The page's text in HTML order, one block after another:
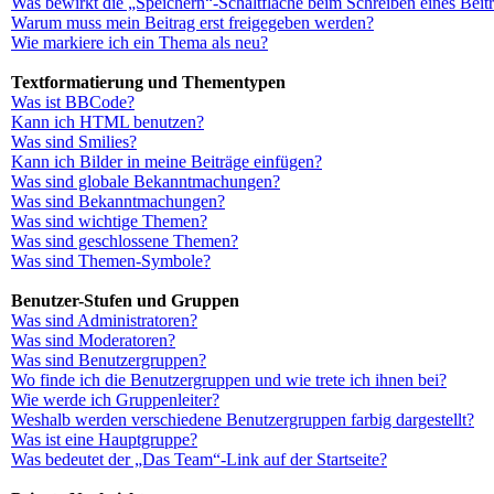
Warum muss mein Beitrag erst freigegeben werden?
Wie markiere ich ein Thema als neu?
Textformatierung und Thementypen
Was ist BBCode?
Kann ich HTML benutzen?
Was sind Smilies?
Kann ich Bilder in meine Beiträge einfügen?
Was sind globale Bekanntmachungen?
Was sind Bekanntmachungen?
Was sind wichtige Themen?
Was sind geschlossene Themen?
Was sind Themen-Symbole?
Benutzer-Stufen und Gruppen
Was sind Administratoren?
Was sind Moderatoren?
Was sind Benutzergruppen?
Wo finde ich die Benutzergruppen und wie trete ich ihnen bei?
Wie werde ich Gruppenleiter?
Weshalb werden verschiedene Benutzergruppen farbig dargestellt?
Was ist eine Hauptgruppe?
Was bedeutet der „Das Team“-Link auf der Startseite?